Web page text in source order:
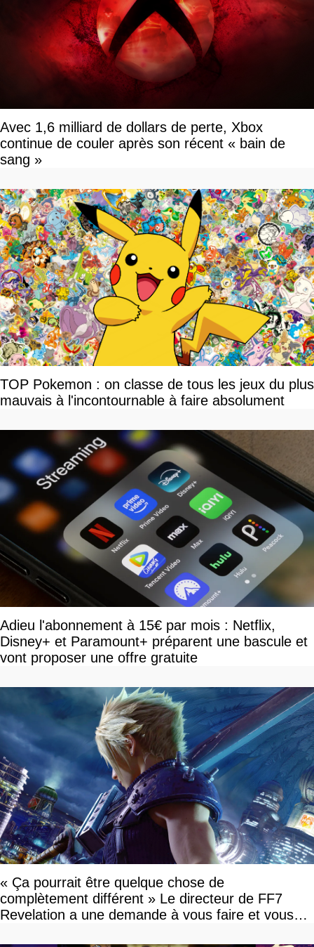
Avec 1,6 milliard de dollars de perte, Xbox
continue de couler après son récent « bain de
sang »
TOP Pokemon : on classe de tous les jeux du plus
mauvais à l'incontournable à faire absolument
Adieu l'abonnement à 15€ par mois : Netflix,
Disney+ et Paramount+ préparent une bascule et
vont proposer une offre gratuite
« Ça pourrait être quelque chose de
complètement différent » Le directeur de FF7
Revelation a une demande à vous faire et vous